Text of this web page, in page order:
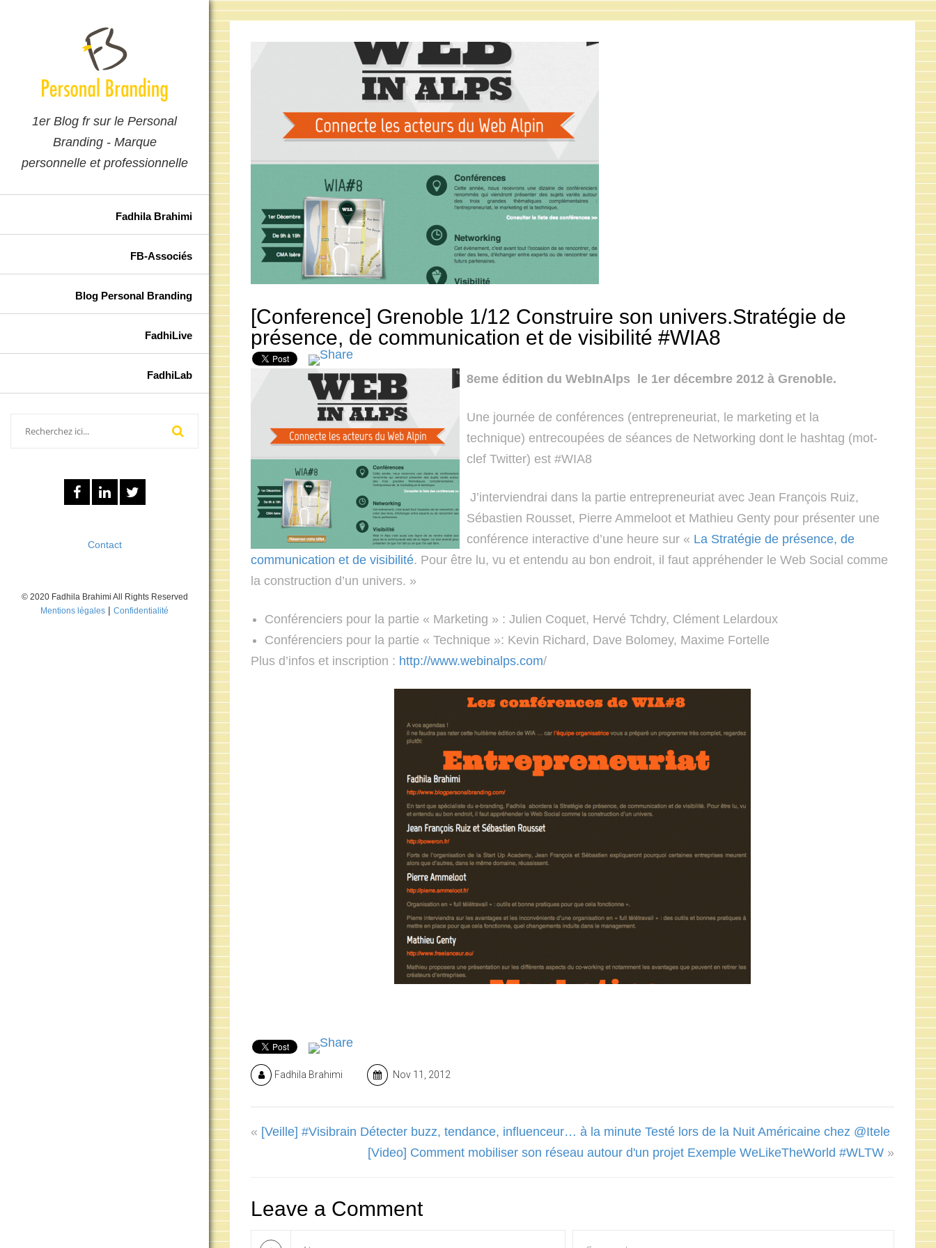
1er Blog fr sur le Personal
Branding - Marque
personnelle et professionnelle
Fadhila Brahimi
FB-Associés
Blog Personal Branding
FadhiLive
FadhiLab
Contact
© 2020 Fadhila Brahimi All Rights Reserved
Mentions légales | Confidentialité
[Conference] Grenoble 1/12 Construire son univers.Stratégie de
présence, de communication et de visibilité #WIA8
8eme édition du WebInAlps le 1er décembre 2012 à Grenoble.
Une journée de conférences (entrepreneuriat, le marketing et la
technique) entrecoupées de séances de Networking dont le hashtag (mot-
clef Twitter) est #WIA8
J’interviendrai dans la partie entrepreneuriat avec Jean François Ruiz,
Sébastien Rousset, Pierre Ammeloot et Mathieu Genty pour présenter une
conférence interactive d’une heure sur « La Stratégie de présence, de
communication et de visibilité. Pour être lu, vu et entendu au bon endroit, il faut appréhender le Web Social comme
la construction d’un univers. »
Conférenciers pour la partie « Marketing » : Julien Coquet, Hervé Tchdry, Clément Lelardoux
Conférenciers pour la partie « Technique »: Kevin Richard, Dave Bolomey, Maxime Fortelle
Plus d’infos et inscription : http://www.webinalps.com/
Fadhila Brahimi Nov 11, 2012
« [Veille] #Visibrain Détecter buzz, tendance, influenceur… à la minute Testé lors de la Nuit Américaine chez @Itele
[Video] Comment mobiliser son réseau autour d'un projet Exemple WeLikeTheWorld #WLTW »
Leave a Comment